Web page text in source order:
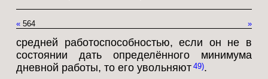
« »
564
средней работоспособностью, если он не в
состоянии дать определённого минимума
дневной работы, то его увольняют 49 .